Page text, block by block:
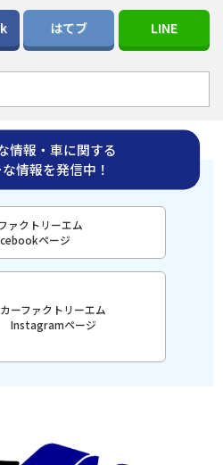
はてブ LINE
情報・車に関する
情報を発信中！
ァクトリーエム
ページ
カーファクトリーエム
Instagramページ